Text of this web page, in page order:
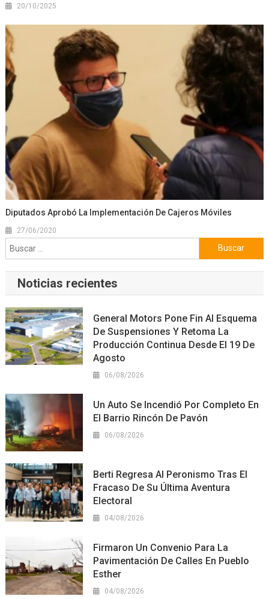
20/10/2025
Diputados Aprobó La Implementación De Cajeros Móviles
27/06/2020
Buscar:
Noticias recientes
General Motors Pone Fin Al Esquema
De Suspensiones Y Retoma La
Producción Continua Desde El 19 De
Agosto
06/08/2026
Un Auto Se Incendió Por Completo En
El Barrio Rincón De Pavón
06/08/2026
Berti Regresa Al Peronismo Tras El
Fracaso De Su Última Aventura
Electoral
04/08/2026
Firmaron Un Convenio Para La
Pavimentación De Calles En Pueblo
Esther
04/08/2026